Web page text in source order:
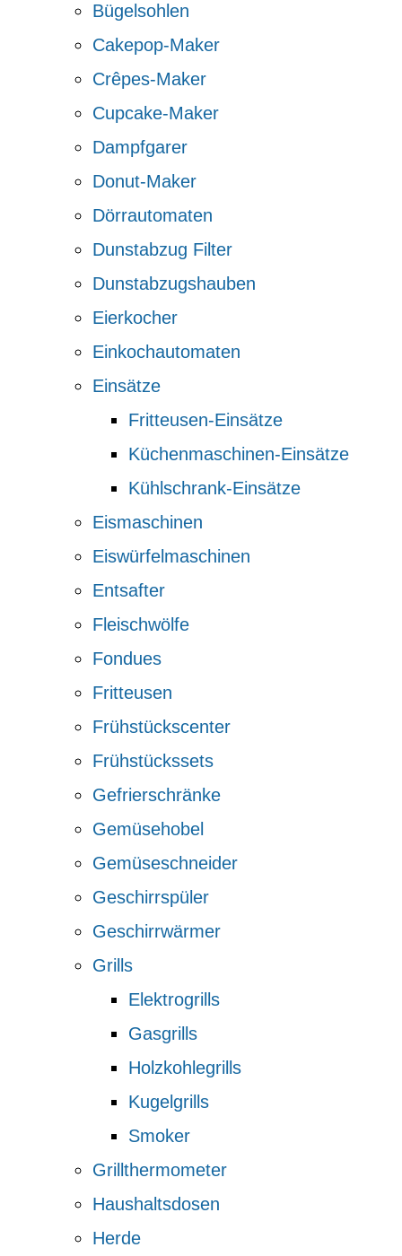
Bügelsohlen
Cakepop-Maker
Crêpes-Maker
Cupcake-Maker
Dampfgarer
Donut-Maker
Dörrautomaten
Dunstabzug Filter
Dunstabzugshauben
Eierkocher
Einkochautomaten
Einsätze
Fritteusen-Einsätze
Küchenmaschinen-Einsätze
Kühlschrank-Einsätze
Eismaschinen
Eiswürfelmaschinen
Entsafter
Fleischwölfe
Fondues
Fritteusen
Frühstückscenter
Frühstückssets
Gefrierschränke
Gemüsehobel
Gemüseschneider
Geschirrspüler
Geschirrwärmer
Grills
Elektrogrills
Gasgrills
Holzkohlegrills
Kugelgrills
Smoker
Grillthermometer
Haushaltsdosen
Herde